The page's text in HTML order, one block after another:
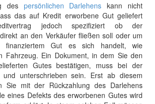
despersönlichen Darlehens kann nicht
das auf Kredit erworbene Gut geliefert
jedoch spezifiziert ob der
direkt an den Verkäufer fließen soll oder um
finanziertem Gut es sich handelt, wie
Fahrzeug. Ein Dokument, in dem Sie den
Gutes bestätigen, mussbei der
und unterschrieben sein. Erst ab diesem
Sie mit der Rückzahlung des Darlehens
eines Defekts des erworbenen Gutes wird